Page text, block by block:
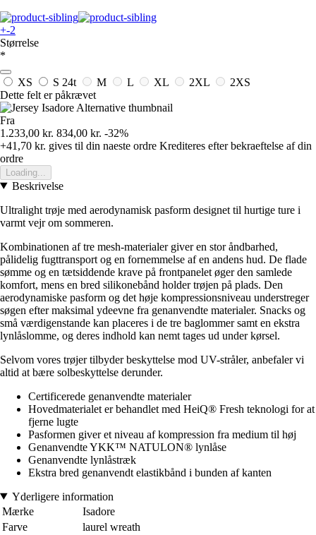
+-2
Størrelse
*
XS S 24t M L XL 2XL
2XS
Dette felt er påkrævet
Fra
1.233,00 kr. 834,00 kr. -32%
+41,70 kr. gives til din naeste ordre Krediteres efter bekraeftelse af din
ordre
Loading...
Beskrivelse
Ultralight trøje med aerodynamisk pasform designet til hurtige ture i
varmt vejr om sommeren.
Kombinationen af tre mesh-materialer giver en stor åndbarhed,
pålidelig fugttransport og en fornemmelse af en andens hud. De flade
sømme og en tætsiddende krave på frontpanelet øger den samlede
komfort, mens en bred silikonebånd holder trøjen på plads. Den
aerodynamiske pasform og det høje kompressionsniveau understreger
søgen efter maksimal ydeevne fra genanvendte materialer. Snacks og
små værdigenstande kan placeres i de tre baglommer samt en ekstra
lynlåslomme, og deres indhold kan nemt tages ud under kørsel.
Selvom vores trøjer tilbyder beskyttelse mod UV-stråler, anbefaler vi
altid at bære solbeskyttelse derunder.
Certificerede genanvendte materialer
Hovedmaterialet er behandlet med HeiQ® Fresh teknologi for at
fjerne lugte
Pasformen giver et niveau af kompression fra medium til høj
Genanvendte YKK™ NATULON® lynlåse
Genanvendte lynlåstræk
Ekstra bred genanvendt elastikbånd i bunden af kanten
Yderligere information
Mærke
Isadore
Farve
laurel wreath